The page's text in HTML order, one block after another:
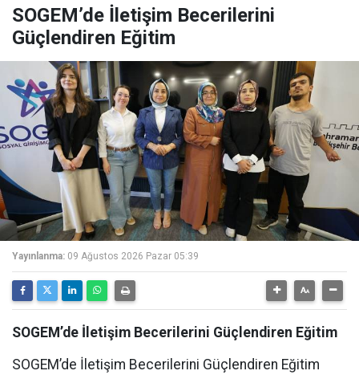
SOGEM’de İletişim Becerilerini
Güçlendiren Eğitim
Yayınlanma: 09 Ağustos 2026 Pazar 05:39
SOGEM’de İletişim Becerilerini Güçlendiren Eğitim
SOGEM’de İletişim Becerilerini Güçlendiren Eğitim